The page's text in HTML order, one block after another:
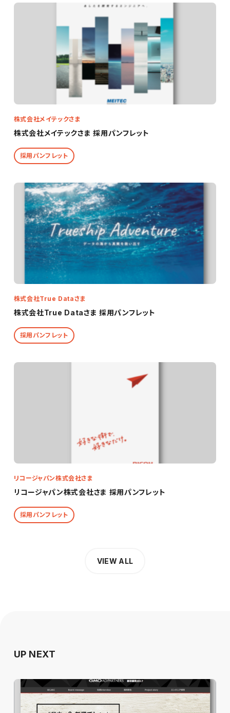
株式会社メイテックさま
株式会社メイテックさま 採用パンフレット
採用パンフレット
株式会社True Dataさま
株式会社True Dataさま 採用パンフレット
採用パンフレット
リコージャパン株式会社さま
リコージャパン株式会社さま 採用パンフレット
採用パンフレット
VIEW ALL
UP NEXT